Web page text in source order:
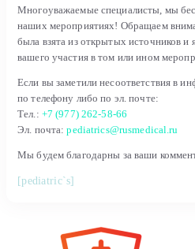
Многоуважаемые специалисты, мы
наших мероприятиях! Обращаем
была взята из открытых источников и
вашего участия в том или ином
Если вы заметили несоответствия в
по телефону либо по эл. почте:
Тел.: +7 (977) 262-58-66
Эл. почта:pediatrics@rusmedical.ru
Мы будем благодарны за ваши
[pediatric`s]